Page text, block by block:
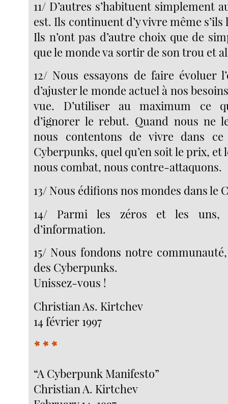
11/ D’autres s’habituent simplement
est. Ils continuent d’y vivre même s’ils
Ils n’ont pas d’autre choix que de
que le monde va sortir de son trou et
12/ Nous essayons de faire évoluer
d’ajuster le monde actuel à nos
vue. D’utiliser au maximum ce
d’ignorer le rebut. Quand nous ne
nous contentons de vivre dans
Cyberpunks, quel qu’en soit le prix, et
nous combat, nous contre-attaquons.
13/ Nous édifions nos mondes dans le
14/ Parmi les zéros et les
d’information.
15/ Nous fondons notre
des Cyberpunks.
Unissez-vous !
Christian As. Kirtchev
14 février 1997
* * *
“A Cyberpunk Manifesto”
Christian A. Kirtchev